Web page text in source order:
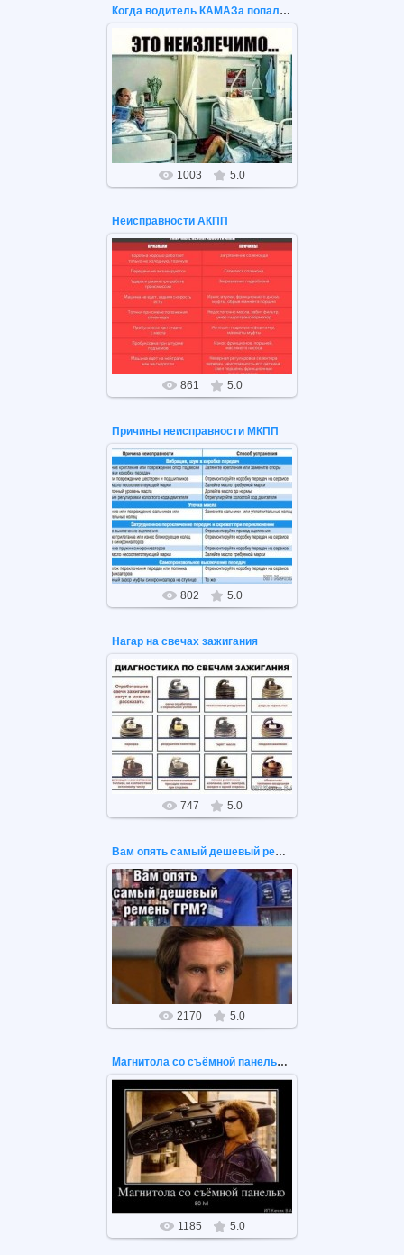
Когда водитель КАМАЗа попал в больницу. Это неизлечимо...
22.05.2021
Когда водитель КАМАЗа попал в
больницу. Это неизлечимо...
1003 5.0
Неисправности АКПП
Частые неисправности АКПП и их
устранение.
861 5.0
Причины неисправности МКПП
09.04.2021
Причины неисправностей и их
устранение на МКПП.
802 5.0
Нагар на свечах зажигания
26.02.2021
О чём говорит нагар и налёт на
свечах зажигания?!
747 5.0
Вам опять самый дешевый ремень ГРМ?
20.02.2021
Вам опять самый дешевый
ремень ГРМ? Нет, теперь самые
дешевые поршни и клапаны!
2170 5.0
Магнитола со съёмной панелью 80 LVL
03.02.2021
Магнитола со съёмной панелью 80
уровня
1185 5.0